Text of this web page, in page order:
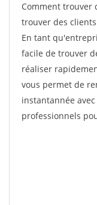
Comment trouver
trouver des
En tant
facile de trouver
réaliser
vous permet de
instantannée
professionnels